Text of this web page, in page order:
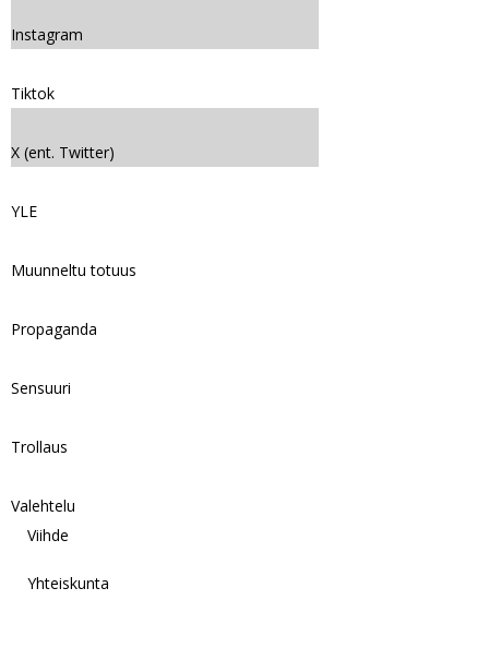
Instagram
Tiktok
X (ent. Twitter)
YLE
Muunneltu totuus
Propaganda
Sensuuri
Trollaus
Valehtelu
Viihde
Yhteiskunta